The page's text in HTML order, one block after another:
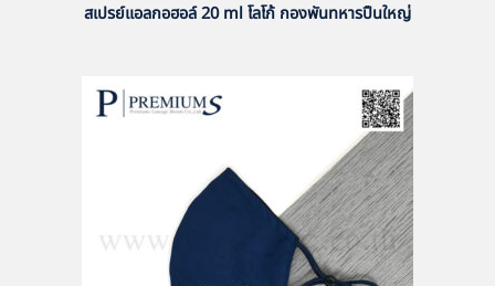
สเปรย์แอลกอฮอล์ 20 ml โลโก้ กองพันทหารปืนใหญ่